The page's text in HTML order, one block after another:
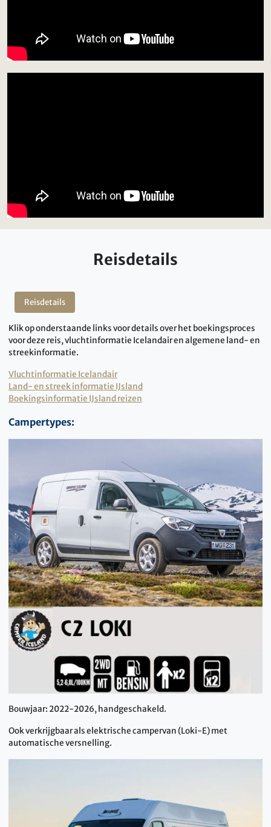
Reisdetails
Reisdetails
Klik op onderstaande links voor details over het boekingsproces
voor deze reis, vluchtinformatie Icelandair en algemene land- en
streekinformatie.
Vluchtinformatie Icelandair
Land- en streek informatie IJsland
Boekingsinformatie IJsland reizen
Campertypes:
Bouwjaar: 2022-2026, handgeschakeld.
Ook verkrijgbaar als elektrische campervan (Loki-E) met
automatische versnelling.